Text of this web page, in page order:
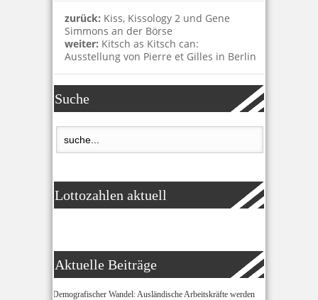
zurück: Kiss, Kissology 2 und Gene
Simmons an der Börse
weiter: Kitsch as Kitsch can:
Ausstellung von Pierre et Gilles in Berlin
Suche
Lottozahlen aktuell
Aktuelle Beiträge
Demografischer Wandel: Ausländische Arbeitskräfte werden